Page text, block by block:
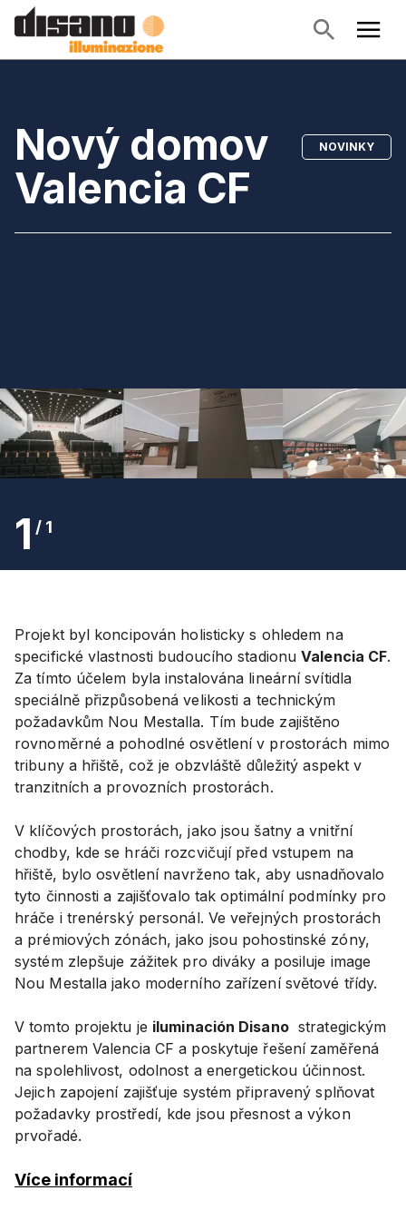
Nový domov
Valencia CF
NOVINKY
1 / 1
Projekt byl koncipován holisticky s ohledem na
specifické vlastnosti budoucího stadionuValencia CF.
Za tímto účelem byla instalována lineární svítidla
speciálně přizpůsobená velikosti a technickým
požadavkům Nou Mestalla. Tím bude zajištěno
rovnoměrné a pohodlné osvětlení v prostorách mimo
tribuny a hřiště, což je obzvláště důležitý aspekt v
tranzitních a provozních prostorách.
V klíčových prostorách, jako jsou šatny a vnitřní
chodby, kde se hráči rozcvičují před vstupem na
hřiště, bylo osvětlení navrženo tak, aby usnadňovalo
tyto činnosti a zajišťovalo tak optimální podmínky pro
hráče i trenérský personál. Ve veřejných prostorách
a prémiových zónách, jako jsou pohostinské zóny,
systém zlepšuje zážitek pro diváky a posiluje image
Nou Mestalla jako moderního zařízení světové třídy.
V tomto projektu je iluminación Disanostrategickým
partnerem Valencia CF a poskytuje řešení zaměřená
na spolehlivost, odolnost a energetickou účinnost.
Jejich zapojení zajišťuje systém připravený splňovat
požadavky prostředí, kde jsou přesnost a výkon
prvořadé.
Více informací